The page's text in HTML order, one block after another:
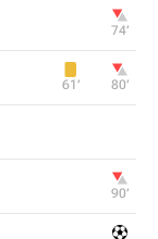
74‎’‎
61‎’‎ 80‎’‎
90‎’‎